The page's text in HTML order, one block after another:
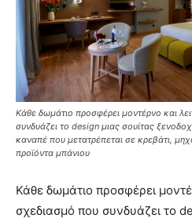
Κάθε δωμάτιο προσφέρει μοντέρνο και
συνδυάζει το design μιας σουίτας
καναπέ που μετατρέπεται σε κρεβάτι,
προϊόντα μπάνιου
Κάθε δωμάτιο προσφέρει
σχεδιασμό που συνδυάζει το